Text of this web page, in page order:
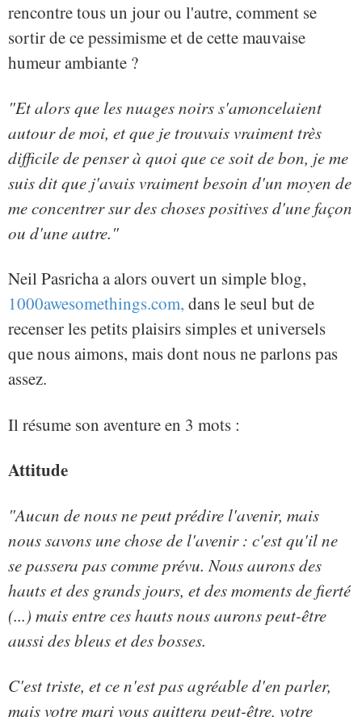
rencontre tous un jour ou l'autre, comment se
sortir de ce pessimisme et de cette mauvaise
humeur ambiante ?
"Et alors que les nuages noirs s'amoncelaient
autour de moi, et que je trouvais vraiment très
difficile de penser à quoi que ce soit de bon, je me
suis dit que j'avais vraiment besoin d'un moyen de
me concentrer sur des choses positives d'une façon
ou d'une autre."
Neil Pasricha a alors ouvert un simple blog,
1000awesomethings.com, dans le seul but de
recenser les petits plaisirs simples et universels
que nous aimons, mais dont nous ne parlons pas
assez.
Il résume son aventure en 3 mots :
Attitude
"Aucun de nous ne peut prédire l'avenir, mais
nous savons une chose de l'avenir : c'est qu'il ne
se passera pas comme prévu. Nous aurons des
hauts et des grands jours, et des moments de fierté
(...) mais entre ces hauts nous aurons peut-être
aussi des bleus et des bosses.
C'est triste, et ce n'est pas agréable d'en parler,
mais votre mari vous quittera peut-être, votre